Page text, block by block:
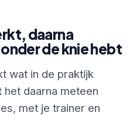
daarna
de knie hebt
wat in de praktijk
daarna meteen
met je trainer en